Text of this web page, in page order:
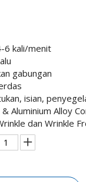
6 kali/menit
gabungan
isian,
Aluminium Alloy
dan Wrinkle